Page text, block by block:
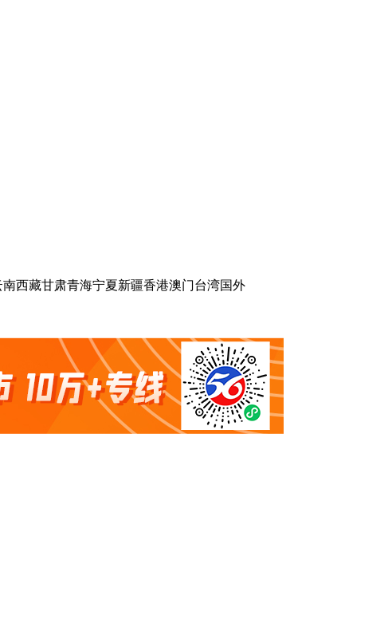
南西藏甘肃青海宁夏新疆香港澳门台湾国外